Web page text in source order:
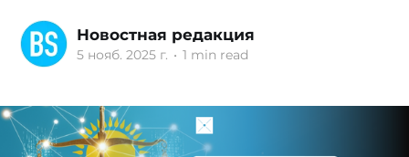
Новостная редакция
5 нояб. 2025 г. • 1 min read